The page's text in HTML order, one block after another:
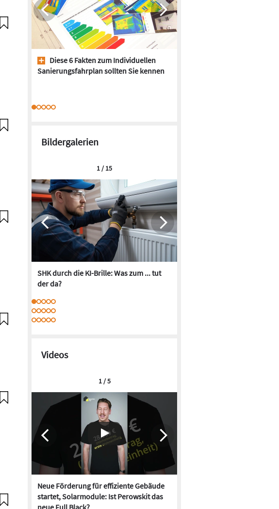
Diese 6 Fakten zum Individuellen
Sanierungsfahrplan sollten Sie kennen
Bildergalerien
SHK durch die KI-Brille: Was zum ... tut
der da?
1 / 15
Videos
Neue Förderung für effiziente Gebäude
startet, Solarmodule: Ist Perowskit das
1 / 5